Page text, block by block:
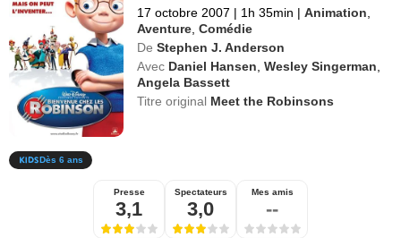
17 octobre 2007 | 1h 35min | Animation
Aventure ,Comédie
De Stephen J. Anderson
Avec Daniel Hansen ,Wesley Singerman
Angela Bassett
Titre original Meet the Robinsons
Dès 6 ans
Presse
3,1
Spectateurs
3,0
Mes amis
--